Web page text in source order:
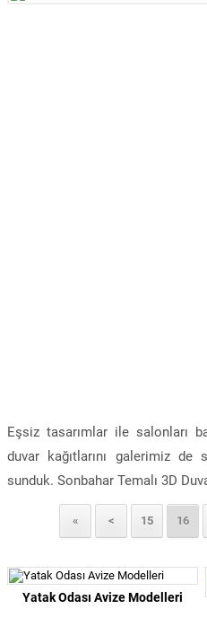
Eşsiz tasarımlar ile salonları
duvar kağıtlarını galerimiz
sunduk. Sonbahar Temalı 3D
« < 15 16
Yatak Odası Avize Modelleri